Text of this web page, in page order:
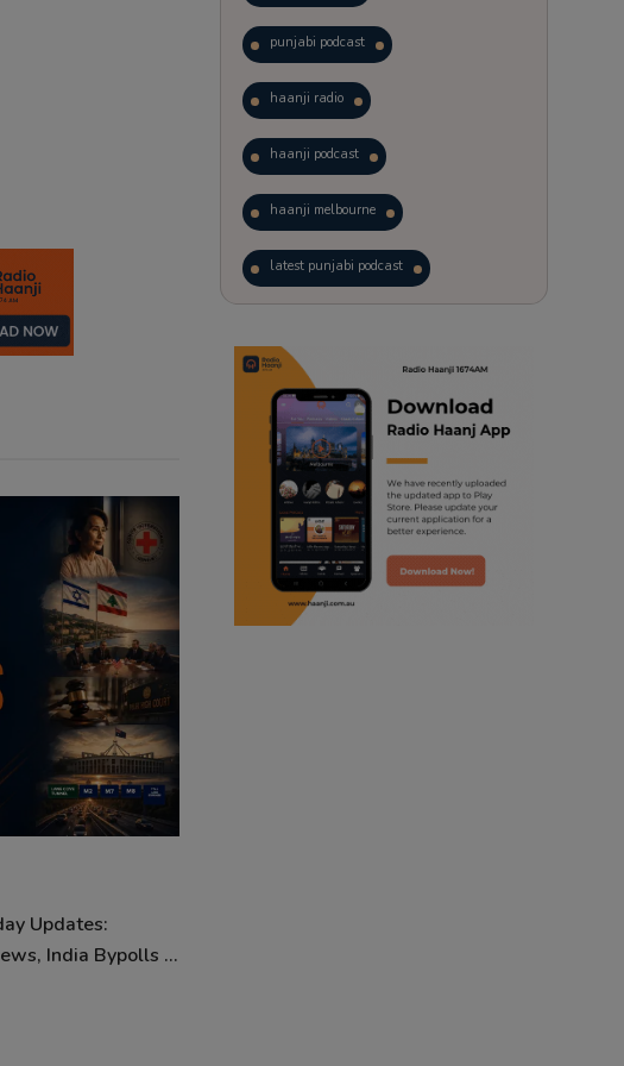
Updates:
India Bypolls ...
punjabi podcast
haanji radio
haanji podcast
haanji melbourne
latest punjabi podcast
trending punjabi podcast
ranjodh singh
radio haanji updates
punjabi podcast australia
punjabi kahani